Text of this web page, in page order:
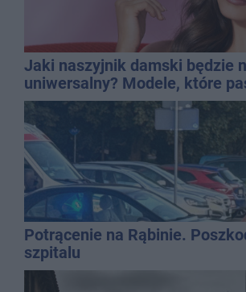
Jaki naszyjnik damski będzie
uniwersalny? Modele, które
wielu stylizacji
Potrącenie na Rąbinie.
szpitalu